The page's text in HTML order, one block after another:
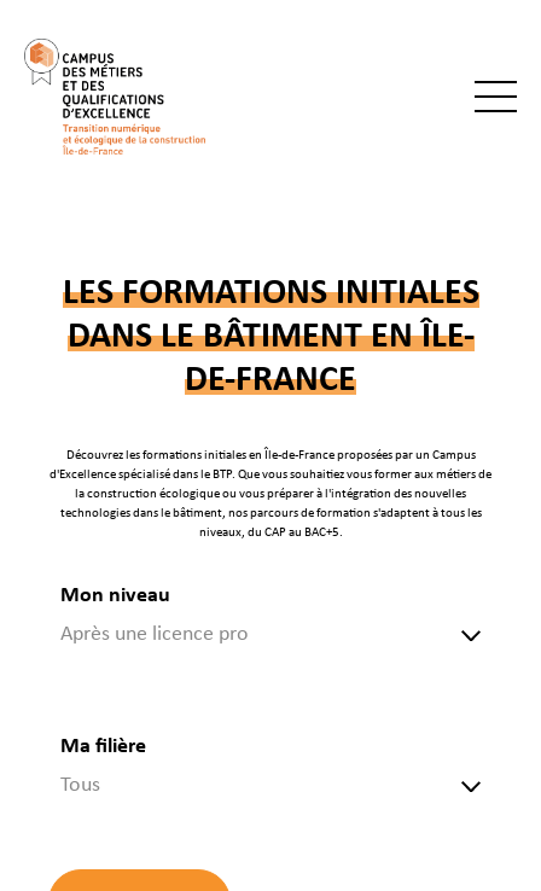
LES FORMATIONS INITIALES
DANS LE BÂTIMENT EN ÎLE-
DE-FRANCE
Découvrez les formations initiales en Île-de-France proposées par un Campus
d'Excellence spécialisé dans le BTP. Que vous souhaitiez vous former aux métiers de
la construction écologique ou vous préparer à l'intégration des nouvelles
technologies dans le bâtiment, nos parcours de formation s'adaptent à tous les
niveaux, du CAP au BAC+5.
Mon niveau
Après une licence pro
Ma filière
Tous